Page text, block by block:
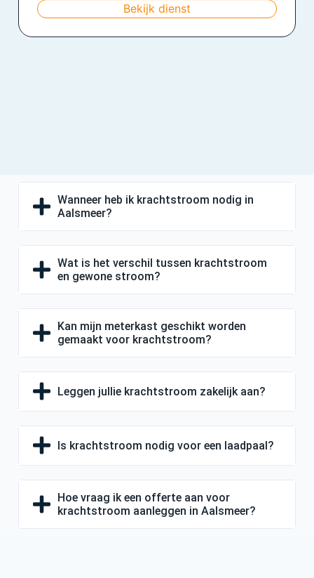
Bekijk dienst
Wanneer heb ik krachtstroom nodig in
Aalsmeer?
Wat is het verschil tussen krachtstroom
en gewone stroom?
Kan mijn meterkast geschikt worden
gemaakt voor krachtstroom?
Leggen jullie krachtstroom zakelijk aan?
Is krachtstroom nodig voor een laadpaal?
Hoe vraag ik een offerte aan voor
krachtstroom aanleggen in Aalsmeer?